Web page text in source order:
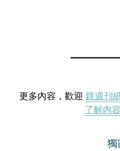
更多內容，歡迎 鏡週刊
了解內
獨